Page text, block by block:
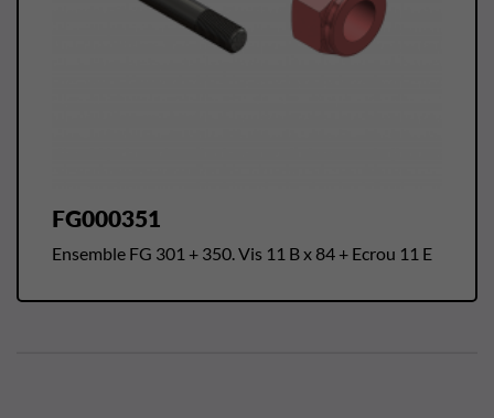
FG000351
Ensemble FG 301 + 350. Vis 11 B x 84 + Ecrou 11 E